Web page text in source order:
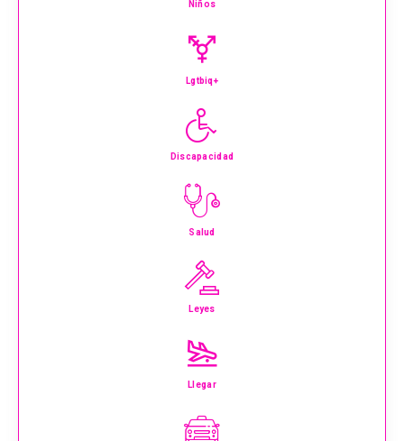
Niños
Lgtbiq+
Discapacidad
Salud
Leyes
Llegar